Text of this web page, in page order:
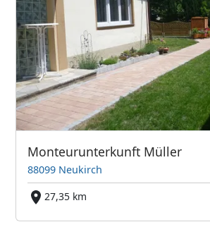
Monteurunterkunft Müller
88099 Neukirch
27,35 km